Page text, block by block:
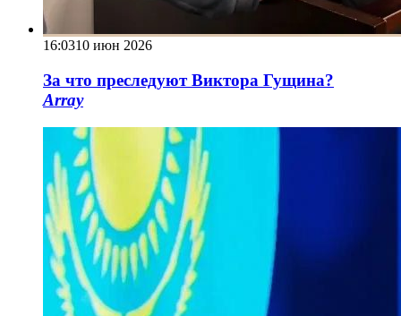
16:0310 июн 2026
За что преследуют Виктора Гущина?
Array